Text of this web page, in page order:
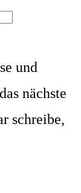
und
nächste
schreibe,